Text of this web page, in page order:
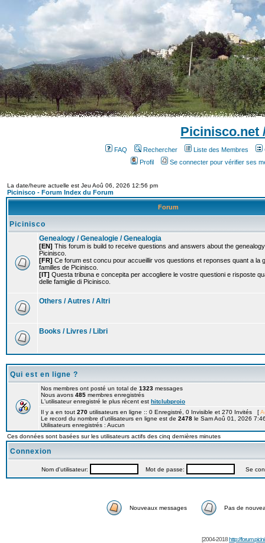
Picinisco.net
FAQ Rechercher Liste des Membres
Profil
Se connecter pour vérifier ses
La date/heure actuelle est Jeu Aoû 06, 2026 12:56 pm
Picinisco - Forum Index du Forum
Forum
Picinisco
Genealogy / Genealogie / Genealogia
[EN] This forum is build to receive questions and answers about the
Picinisco.
[FR] Ce forum est concu pour accueillir vos questions et reponses quant a la
familles de Picinisco.
[IT] Questa tribuna e concepita per accogliere le vostre questioni e risposte
delle famiglie di Picinisco.
Others / Autres / Altri
Books / Livres / Libri
Qui est en ligne ?
Nos membres ont posté un total de 1323 messages
Nous avons 485 membres enregistrés
L'utilisateur enregistré le plus récent est hitclubproio
Il y a en tout 270 utilisateurs en ligne :: 0 Enregistré, 0 Invisible et 270 Invités [
Le record du nombre d'utilisateurs en ligne est de 2478 le Sam Aoû 01, 2026
Utilisateurs enregistrés : Aucun
Ces données sont basées sur les utilisateurs actifs des cinq dernières minutes
Connexion
Nom d'utilisateur: Mot de passe: Se
Nouveaux messages Pas de
[2004-2018http://